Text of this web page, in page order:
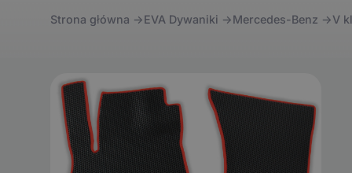
Strona główna EVA Dywaniki Mercedes-Benz V